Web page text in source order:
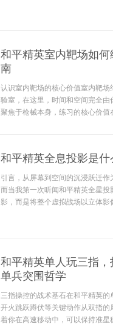
和平精英室内靶场如
南
认识室内靶场的核心价值室内靶
验室，在这里，时间和空间完全
聚焦于枪械本身，练习的核心价
和平精英全息投影是
引言，从屏幕到空间的沉浸跃迁
而当我第一次听闻和平精英全星
影，而是将整个虚拟战场以立体
和平精英单人玩三指
单兵突围哲学
三指操控的战术基石在和平精英
开火跳跃蹲伏等关键动作从双指
着你在高速移动中，可以保持准